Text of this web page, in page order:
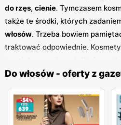
do rzęs, cienie. Tymczasem
także te środki, których
włosów. Trzeba bowiem
traktować odpowiednie.
przypadku makijażu, tak
należy zachować
odpowiednią
która rozpoczyna pielęgnację
Do włosów - oferty z